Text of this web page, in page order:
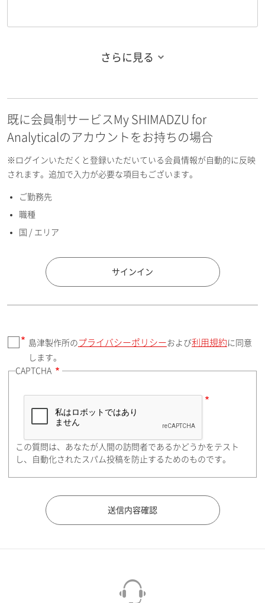
お名前フリガナ（名）
E-mailアドレス（半角英数）
国 / エリア
郵便番号（勤務先）
住所検索
都道府県（勤務先）
さらに見る
既に会員制サービスMy SHIMADZU for
Analyticalのアカウントをお持ちの場合
※ログインいただくと登録いただいている会員情報が自動的に反映
されます。追加で入力が必要な項目もございます。
ご勤務先
職種
国 / エリア
サインイン
島津製作所の プライバシーポリシーおよび利用規約 に同意
します。
CAPTCHA
この質問は、あなたが人間の訪問者であるかどうかをテスト
し、自動化されたスパム投稿を防止するためのものです。